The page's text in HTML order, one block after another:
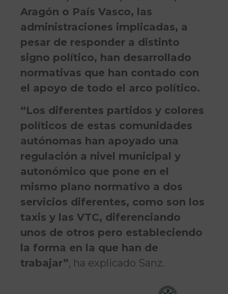
Aragón o País Vasco, las
administraciones implicadas, a
pesar de responder a distinto
signo político, han desarrollado
normativas que han contado con
el apoyo de todo el arco político.
“Los diferentes partidos y colores
políticos de estas comunidades
autónomas han apoyado una
regulación a nivel municipal y
autonómico que pone en el
mismo plano normativo a dos
servicios diferentes, como son los
taxis y las VTC, diferenciando
unos de otros pero estableciendo
la forma en la que han de
trabajar”, ha explicado Sanz.